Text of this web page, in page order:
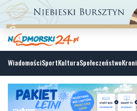
WiadomościSportKulturaSpołeczeństwo